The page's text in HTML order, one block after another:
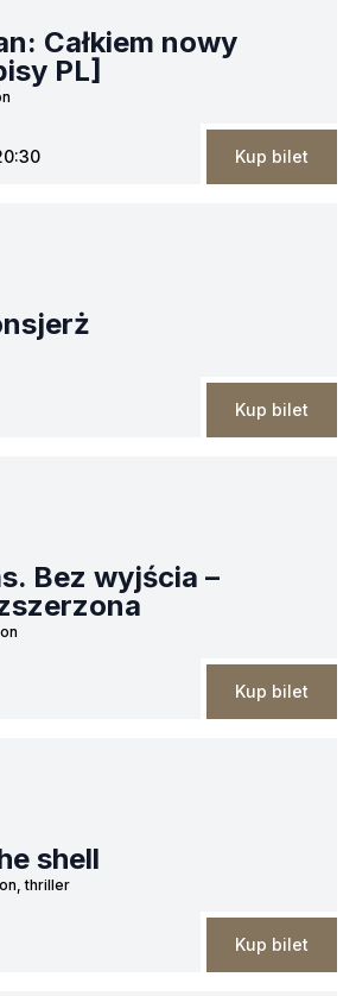
Całkiem nowy
PL]
Kup bilet
Kup bilet
Bez wyjścia –
Kup bilet
shell
thriller
Kup bilet